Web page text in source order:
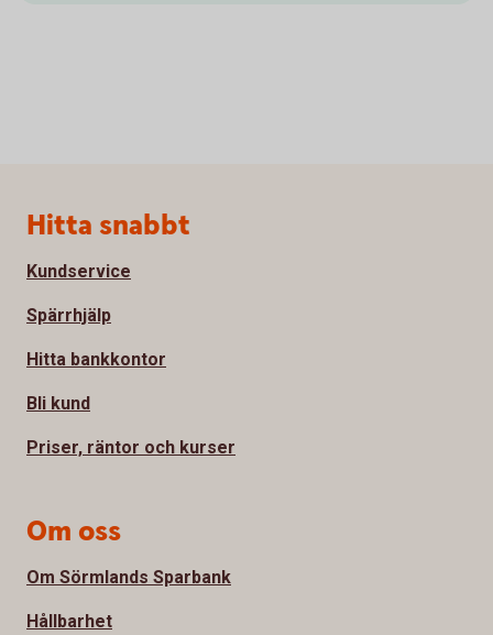
Sidfot
Hitta snabbt
Kundservice
Spärrhjälp
Hitta bankkontor
Bli kund
Priser, räntor och kurser
Om oss
Om Sörmlands Sparbank
Hållbarhet